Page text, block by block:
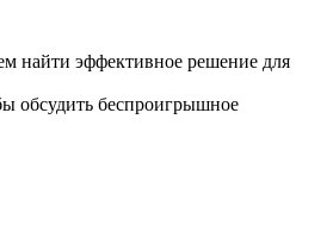
найти эффективное решение для
обсудить беспроигрышное